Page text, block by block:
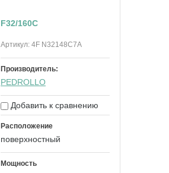
F32/160C
Артикул: 4F N32148C7A
Производитель:
PEDROLLO
Добавить к сравнению
Расположение
поверхностный
Мощность